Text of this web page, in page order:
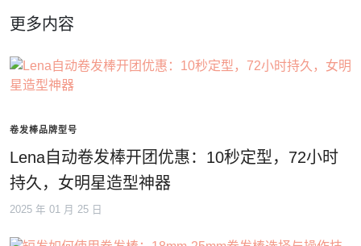
更多内容
卷发棒品牌型号
Lena自动卷发棒开团优惠：10秒定型，72小时
持久，女明星造型神器
2025 年 01 月 25 日